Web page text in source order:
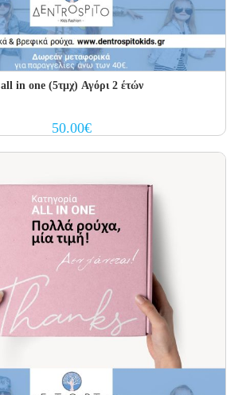
all in one (5τμχ) Αγόρι 2 έτών
50.00€